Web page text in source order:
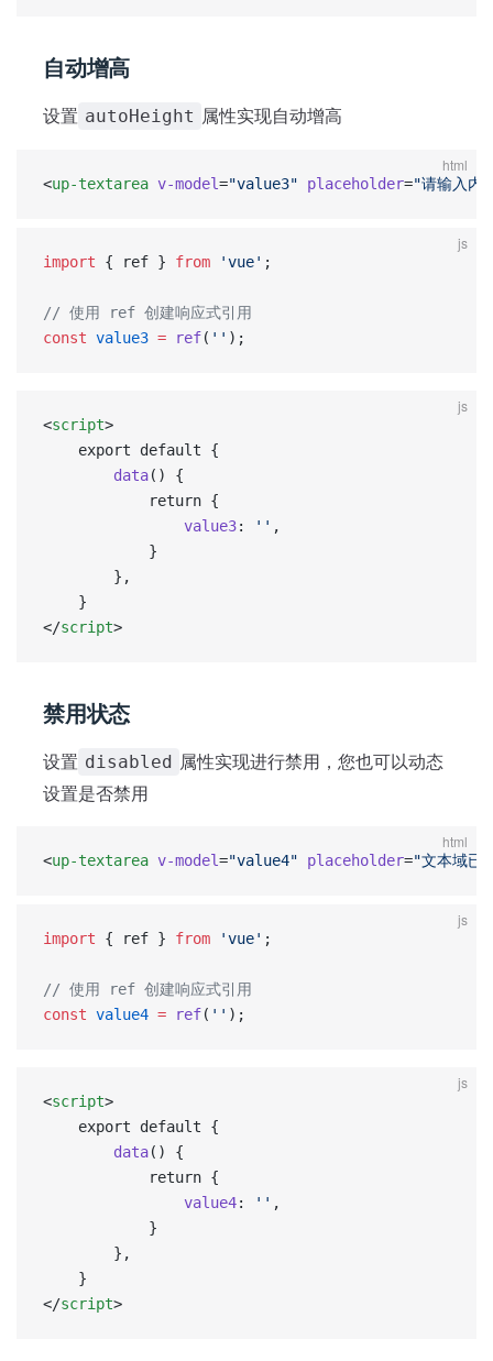
自动增高
设置 autoHeight 属性实现自动增高
html
<up-textarea v-model="value3" placeholder="请输入内
js
import { ref } from 'vue' ;
// 使用 ref 创建响应式引用
const value3 = ref( '' );
js
<script>
	export default {
		data
() {
			return {
				value3
: '' ,
			}
		},
	}
</script>
禁用状态
设置 disabled 属性实现进行禁用，您也可以动态
设置是否禁用
html
<up-textarea v-model="value4" placeholder="文本域已
js
import { ref } from 'vue' ;
// 使用 ref 创建响应式引用
const value4 = ref( '' );
js
<script>
	export default {
		data
() {
			return {
				value4
: '' ,
			}
		},
	}
</script>